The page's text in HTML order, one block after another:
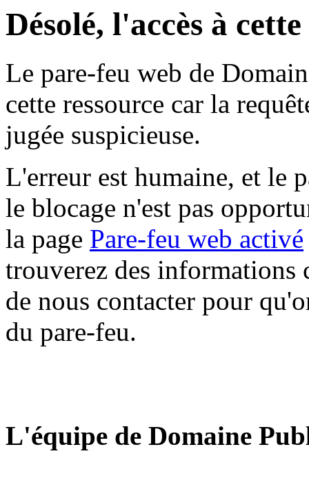
Désolé, l'accès à
Le pare-feu web de
cette ressource car la
jugée suspicieuse.
L'erreur est humaine, et le
le blocage n'est pas
la page Pare-feu web activé
trouverez des informations
de nous contacter pour
du pare-feu.
L'équipe de Domaine